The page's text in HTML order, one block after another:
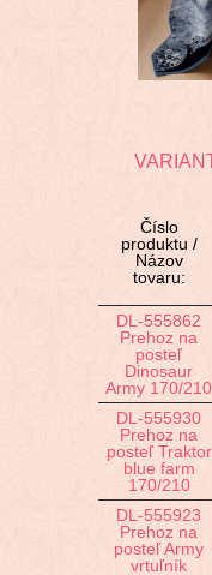
Číslo
produktu /
Názov
tovaru:
DL-555862
Prehoz na
posteľ
Dinosaur
Army 170/210
DL-555930
Prehoz na
posteľ Traktor
blue farm
170/210
DL-555923
Prehoz na
posteľ Army
vrtuľník